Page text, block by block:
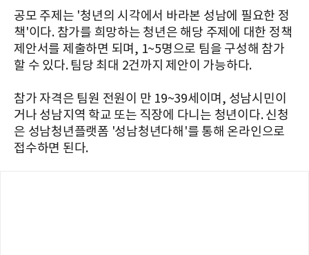
공모 주제는 '청년의 시각에서 바라본 성남에 필요한 정
책'이다. 참가를 희망하는 청년은 해당 주제에 대한 정책
제안서를 제출하면 되며, 1~5명으로 팀을 구성해 참가
할 수 있다. 팀당 최대 2건까지 제안이 가능하다.
참가 자격은 팀원 전원이 만 19~39세이며, 성남시민이
거나 성남지역 학교 또는 직장에 다니는 청년이다. 신청
은 성남청년플랫폼 '성남청년다해'를 통해 온라인으로
접수하면 된다.